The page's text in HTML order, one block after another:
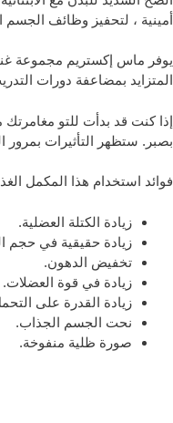
أمينية ، لتحفيز وظائف الجسم
يوفر ماس إكستريم مجموعة
المتزايد بمضاعفة دورات
إذا كنت قد بدأت للتو
بصبر. ستظهر التأثيرات
فوائد استخدام هذا المكمل
زيادة الكتلة العضلية.
زيادة حقيقية في حجم
تخفيض الدهون.
زيادة في قوة العضلات.
زيادة القدرة على
نحت الجسم الجذاب.
صورة ظلية منفوخة.